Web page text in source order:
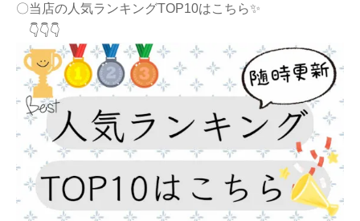
〇当店の人気ランキングTOP10はこちら✨
👇👇👇